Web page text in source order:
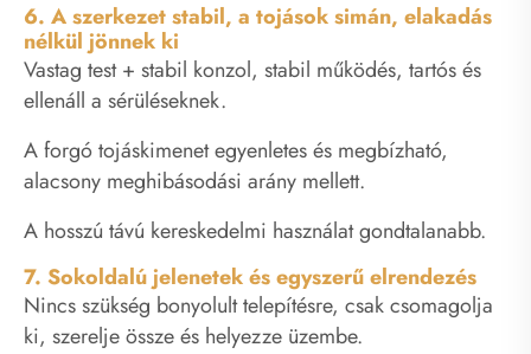
6. A szerkezet stabil, a tojások simán, elakadás
nélkül jönnek ki
Vastag test + stabil konzol, stabil működés, tartós és
ellenáll a sérüléseknek.
A forgó tojáskimenet egyenletes és megbízható,
alacsony meghibásodási arány mellett.
A hosszú távú kereskedelmi használat gondtalanabb.
7. Sokoldalú jelenetek és egyszerű elrendezés
Nincs szükség bonyolult telepítésre, csak csomagolja
ki, szerelje össze és helyezze üzembe.